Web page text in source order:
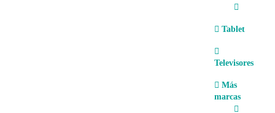
Tablet
Televisores
Más
marcas